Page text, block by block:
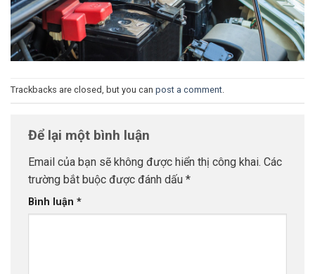
Trackbacks are closed, but you can post a comment.
Để lại một bình luận
Email của bạn sẽ không được hiển thị công khai. Các
trường bắt buộc được đánh dấu *
Bình luận *